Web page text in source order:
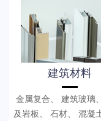
建筑材料
金属复合、 建筑玻璃
及岩板、 石材、 混凝